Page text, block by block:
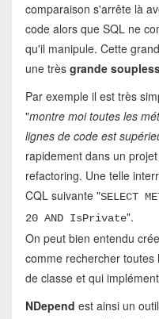
comparaison s'arrête là
code alors que SQL ne
qu'il manipule. Cette
une très grande
Par exemple il est très
"montre moi toutes les
lignes de code est
rapidement dans un
refactoring. Une telle
CQL suivante "SELECT
20 AND IsPrivate".
On peut bien entendu
comme rechercher toutes
de classe et qui
NDepend est ainsi un